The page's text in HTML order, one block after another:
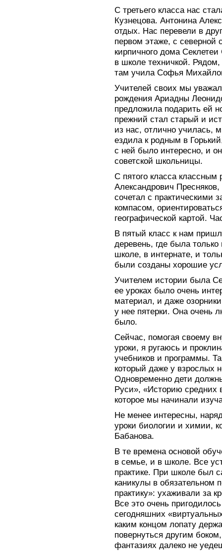
С третьего класса нас
Кузнецова. Антонина
отдых. Нас перевели в
первом этаже, с северной
кирпичного дома
в школе техничкой.
там учила Софья
Учителей своих мы
рождения Ариадны
предложила подарить ей
прежний стал старый и
из нас, отлично училась,
ездила к родным в
с ней было интересно, и
советской школьницы.
С пятого класса классным
Александрович
сочетал с практическими
компасом,
географической картой.
В пятый класс к нам
деревень, где была
школе, в интернате, и
были созданы хорошие
Учителем истории была
ее уроках было очень
материал, и даже
у нее пятерки. Она очень
было.
Сейчас, помогая своему
уроки, я ругаюсь и
учебников и программы.
который даже у взрослых
Одновременно дети
Руси», «Историю средних
которое мы начинали
Не менее интересны,
уроки биологии и химии,
Бабанова.
В те времена основой
в семье, и в школе. Все
практике. При школе был
каникулы в обязательном
практику»: ухаживали за
Все это очень
сегодняшних
каким концом лопату
повернуться другим
фантазиях далеко не